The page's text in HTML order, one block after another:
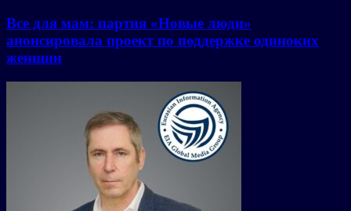
Все для мам: партия «Новые люди»
анонсировала проект по поддержке одиноких
женщин